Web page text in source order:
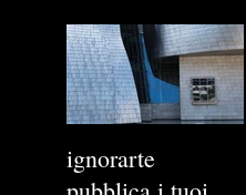
ignorarte